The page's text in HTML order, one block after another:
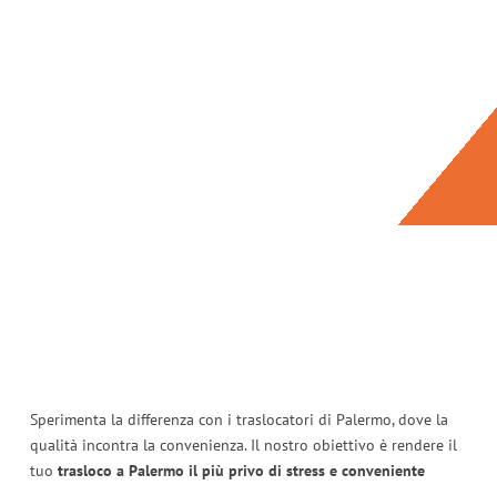
Sperimenta la differenza con i traslocatori di Palermo, dove la
qualità incontra la convenienza. Il nostro obiettivo è rendere il
tuo trasloco a Palermo il più privo di stress e conveniente